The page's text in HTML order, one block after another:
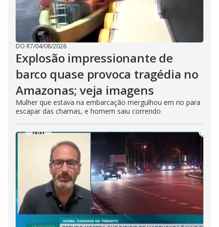
DO R7/04/08/2026
Explosão impressionante de
barco quase provoca tragédia no
Amazonas; veja imagens
Mulher que estava na embarcação mergulhou em rio para
escapar das chamas, e homem saiu correndo